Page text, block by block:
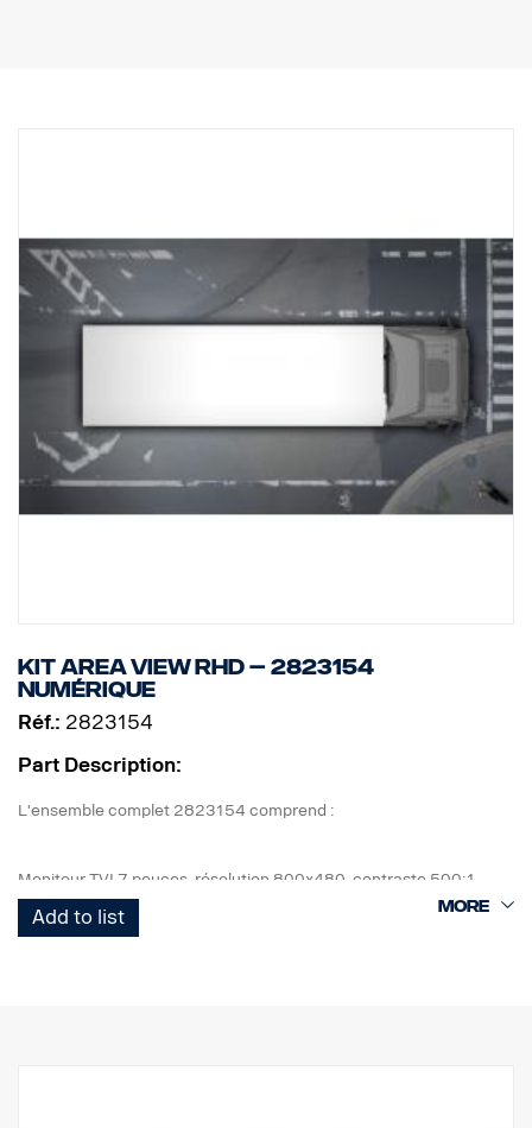
Kit Area View RHD – 2823154
numérique
Réf.: 2823154
Part Description:
L'ensemble complet 2823154 comprend :
Moniteur TVI 7 pouces, résolution 800x480, contraste 500:1
4 caméras, IP69K, 1080 x 720p, angle de vision de 190,5°, 1 lux.
1 ECU et tous les câbles nécessaires, caméra avant 5 m, caméras
Add to list